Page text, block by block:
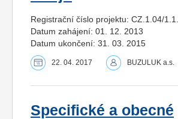
Registrační číslo projektu: CZ.1.04/
Datum zahájení: 01. 12. 2013
Datum ukončení: 31. 03. 2015
22. 04. 2017 BUZULUK a.s.
Specifické a obecné